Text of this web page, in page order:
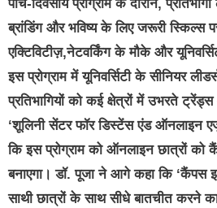
पांच-दिवसीय प्रोग्राम के दौरान,
ब्रांडिंग और भविष्य के लिए जरूरी स्किल्स
एक्टिविटीज़,नेटवर्किंग के मौके और
इस प्रोग्राम में यूनिवर्सिटी के सीनियर
प्रतिभागियों को कई क्षेत्रों में उभरते
‘शूलिनी सेंटर फॉर डिस्टेंस एंड ऑनलाइन
कि इस प्रोग्राम को ऑनलाइन छात्रों
बनाएगा। डॉ. पूजा ने आगे कहा कि ‘कैंपस
साथी छात्रों के साथ सीधे बातचीत करने